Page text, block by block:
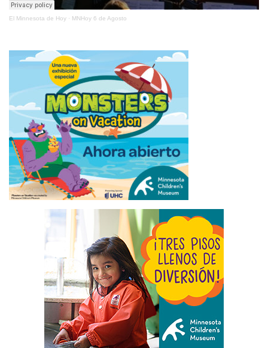
El Minnesota de Hoy · MNHoy 6 de Agosto
ÚLTIMAS NOTICIAS
MÉXICO CONFIRMA 33 CASOS DE CICLOSPORIASIS Y
RECHAZA SER ORIGEN DEL BROTE EN EE.UU.
ALERTA DE SEGURIDAD DE EEUU AFECTA LAS
EXPORTACIONES DE AGUACATE DESDE ESTADO
MEXICANOAugust 6, 2026
ORGANIZACIONES CONVOCAN MANIFESTACIÓN EN